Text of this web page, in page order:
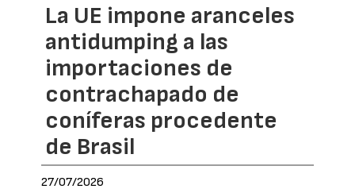
La UE impone aranceles
antidumping a las
importaciones de
contrachapado de
coníferas procedente
de Brasil
27/07/2026